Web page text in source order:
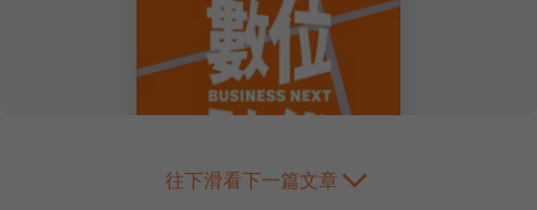
往下滑看下一篇文章